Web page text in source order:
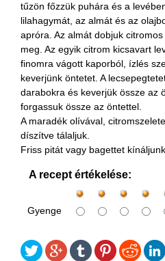
tűzön főzzük puhára és a
lilahagymát, az almát és az
apróra. Az almát dobjuk
meg. Az egyik citrom kicsavart
finomra vágott kaporból, ízlés
keverjünk öntetet. A
darabokra és keverjük össze az
forgassuk össze az öntettel.
A maradék olívával,
díszítve tálaljuk.
Friss pitát vagy bagettet
A recept értékelése:
Gyenge